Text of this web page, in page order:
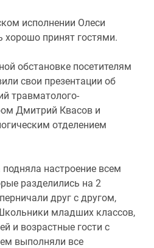
исполнении Олеси
принят гостями.
обстановке посетителям
свои презентации об
травматолого-
Дмитрий Квасов и
отделением
настроение всем
разделились на 2
друг с другом,
младших классов,
и возрастные гости с
выполняли все